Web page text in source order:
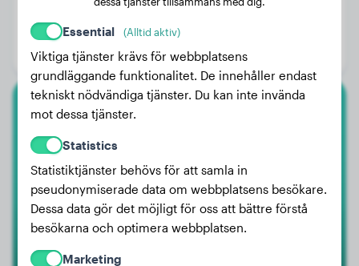
Ålder:
Kön:
Essential (Alltid aktiv)
Viktiga tjänster krävs för webbplatsens
grundläggande funktionalitet. De innehåller endast
tekniskt nödvändiga tjänster. Du kan inte invända
mot dessa tjänster.
Statistics
Statistiktjänster behövs för att samla in
pseudonymiserade data om webbplatsens besökare.
Dessa data gör det möjligt för oss att bättre förstå
besökarna och optimera webbplatsen.
Marketing